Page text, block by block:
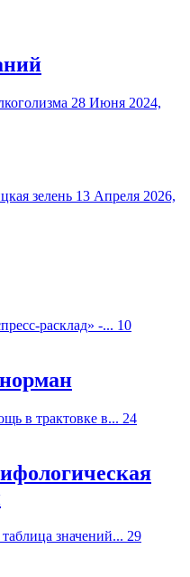
28 Июня 2024,
зелень 13 Апреля 2026,
расклад» -... 10
в трактовке в... 24
значений... 29